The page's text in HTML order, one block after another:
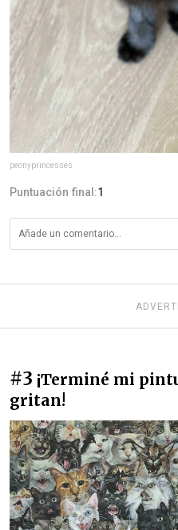
peonyprincesses
Puntuación final:1
#3 ¡Terminé mi
gritan!